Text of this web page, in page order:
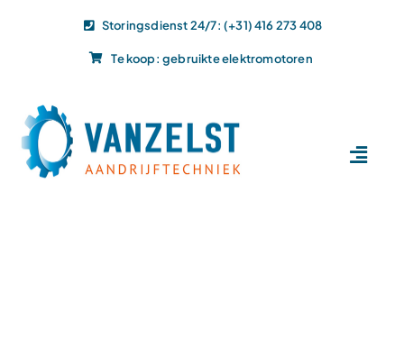
Storingsdienst 24/7: (+31) 416 273 408
Te koop: gebruikte elektromotoren